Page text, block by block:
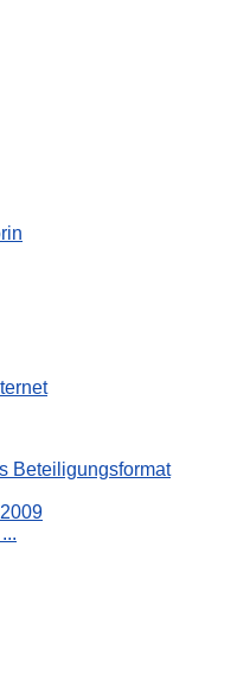
Beteiligungsformat